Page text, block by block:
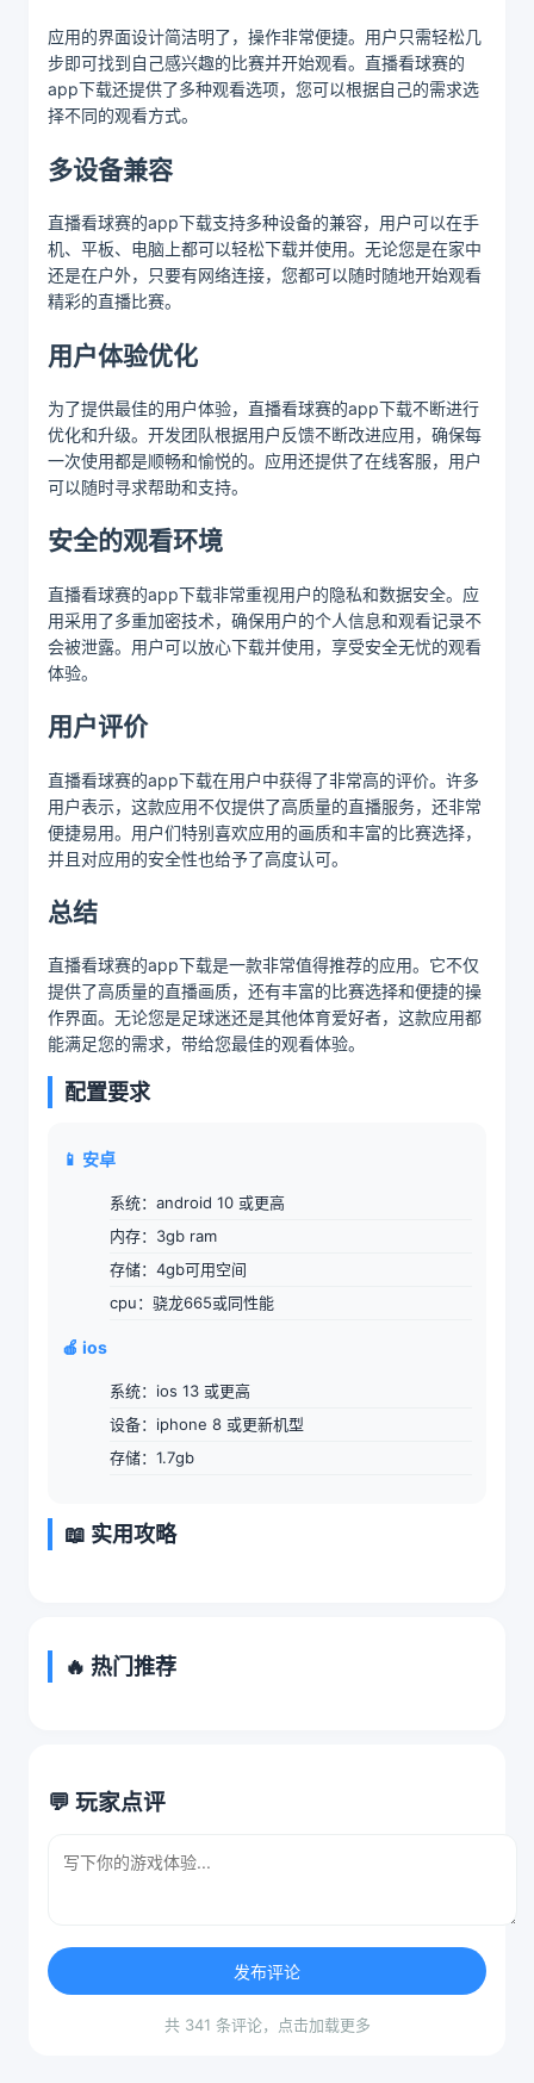
应用的界面设计简洁明了，操作非常便捷。用户只需轻松几
步即可找到自己感兴趣的比赛并开始观看。直播看球赛的
app下载还提供了多种观看选项，您可以根据自己的需求选
择不同的观看方式。
多设备兼容
直播看球赛的app下载支持多种设备的兼容，用户可以在手
机、平板、电脑上都可以轻松下载并使用。无论您是在家中
还是在户外，只要有网络连接，您都可以随时随地开始观看
精彩的直播比赛。
用户体验优化
为了提供最佳的用户体验，直播看球赛的app下载不断进行
优化和升级。开发团队根据用户反馈不断改进应用，确保每
一次使用都是顺畅和愉悦的。应用还提供了在线客服，用户
可以随时寻求帮助和支持。
安全的观看环境
直播看球赛的app下载非常重视用户的隐私和数据安全。应
用采用了多重加密技术，确保用户的个人信息和观看记录不
会被泄露。用户可以放心下载并使用，享受安全无忧的观看
体验。
用户评价
直播看球赛的app下载在用户中获得了非常高的评价。许多
用户表示，这款应用不仅提供了高质量的直播服务，还非常
便捷易用。用户们特别喜欢应用的画质和丰富的比赛选择，
并且对应用的安全性也给予了高度认可。
总结
直播看球赛的app下载是一款非常值得推荐的应用。它不仅
提供了高质量的直播画质，还有丰富的比赛选择和便捷的操
作界面。无论您是足球迷还是其他体育爱好者，这款应用都
能满足您的需求，带给您最佳的观看体验。
配置要求
📱 安卓
系统：android 10 或更高
内存：3gb ram
存储：4gb可用空间
cpu：骁龙665或同性能
🍎 ios
系统：ios 13 或更高
设备：iphone 8 或更新机型
存储：1.7gb
📖 实用攻略
🔥 热门推荐
💬 玩家点评
发布评论
共 341 条评论，点击加载更多